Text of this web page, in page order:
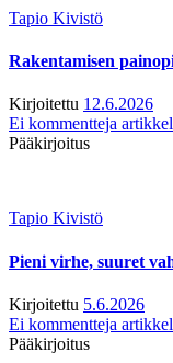
Tapio Kivistö
Rakentamisen
Kirjoitettu 12.6.2026
Ei kommentteja
Pääkirjoitus
Tapio Kivistö
Pieni virhe, suuret
Kirjoitettu 5.6.2026
Ei kommentteja
Pääkirjoitus